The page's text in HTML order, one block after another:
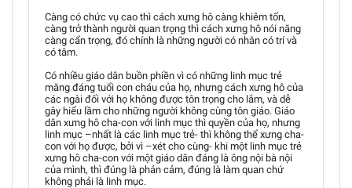
Càng có chức vụ cao thì cách xưng hô càng khiêm tốn,
càng trở thành người quan trọng thì cách xưng hô nói năng
càng cẩn trọng, đó chính là những người có nhân có trí và
có tâm.
Có nhiều giáo dân buồn phiền vì có những linh mục trẻ
măng đáng tuổi con cháu của họ, nhưng cách xưng hô của
các ngài đối với họ không được tôn trọng cho lắm, và dễ
gây hiểu lầm cho những người không cùng tôn giáo. Giáo
dân xưng hô cha-con với linh mục thì quyền của họ, nhưng
linh mục –nhất là các linh mục trẻ- thì không thể xưng cha-
con với họ được, bởi vì –xét cho cùng- khi một linh mục trẻ
xưng hô cha-con với một giáo dân đáng là ông nội bà nội
của mình, thì đúng là phản cảm, đúng là làm quan chứ
không phải là linh mục.